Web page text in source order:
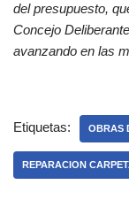
del presupuesto,
Concejo
avanzando en las
Etiquetas: OBRAS
REPARACION